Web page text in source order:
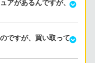
アがあるんですが、
ですが、買い取って